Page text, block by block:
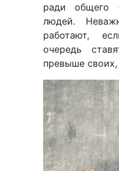
ради общего
людей.
работают,
очередь
превыше